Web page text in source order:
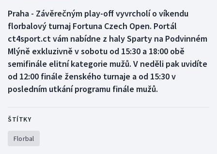
Box
Curling
Dostihy
Florbal
Golf
Praha - Závěrečným play-off vyvrcholí o víkendu
florbalový turnaj Fortuna Czech Open. Portál
ct4sport.ct vám nabídne z haly Sparty na Podvinném
Mlýně exkluzivně v sobotu od 15:30 a 18:00 obě
semifinále elitní kategorie mužů. V neděli pak uvidíte
od 12:00 finále ženského turnaje a od 15:30 v
posledním utkání programu finále mužů.
ŠTÍTKY
Florbal